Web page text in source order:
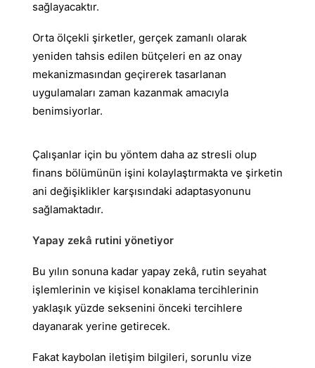
sağlayacaktır.
Orta ölçekli şirketler, gerçek zamanlı olarak
yeniden tahsis edilen bütçeleri en az onay
mekanizmasından geçirerek tasarlanan
uygulamaları zaman kazanmak amacıyla
benimsiyorlar.
Çalışanlar için bu yöntem daha az stresli olup
finans bölümünün işini kolaylaştırmakta ve şirketin
ani değişiklikler karşısındaki adaptasyonunu
sağlamaktadır.
Yapay zekâ rutini yönetiyor
Bu yılın sonuna kadar yapay zekâ, rutin seyahat
işlemlerinin ve kişisel konaklama tercihlerinin
yaklaşık yüzde seksenini önceki tercihlere
dayanarak yerine getirecek.
Fakat kaybolan iletişim bilgileri, sorunlu vize